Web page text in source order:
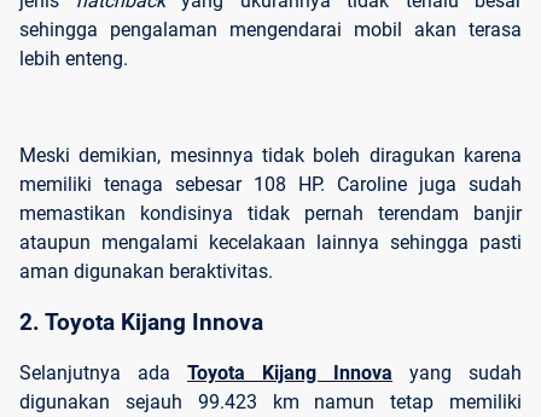
sehingga pengalaman mengendarai mobil akan terasa
lebih enteng.
Meski demikian, mesinnya tidak boleh diragukan karena
memiliki tenaga sebesar 108 HP. Caroline juga sudah
memastikan kondisinya tidak pernah terendam banjir
ataupun mengalami kecelakaan lainnya sehingga pasti
aman digunakan beraktivitas.
2. Toyota Kijang Innova
Selanjutnya ada Toyota Kijang Innova yang sudah
digunakan sejauh 99.423 km namun tetap memiliki